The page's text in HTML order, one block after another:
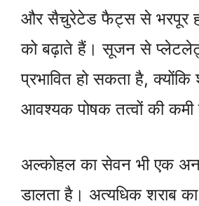
और सैचुरेटेड फैट्स से भरपूर
को बढ़ाते हैं। सूजन से
प्रभावित हो सकता है, क्योंकि
आवश्यक पोषक तत्वों की कमी
अल्कोहल का सेवन भी एक
डालता है। अत्यधिक शराब